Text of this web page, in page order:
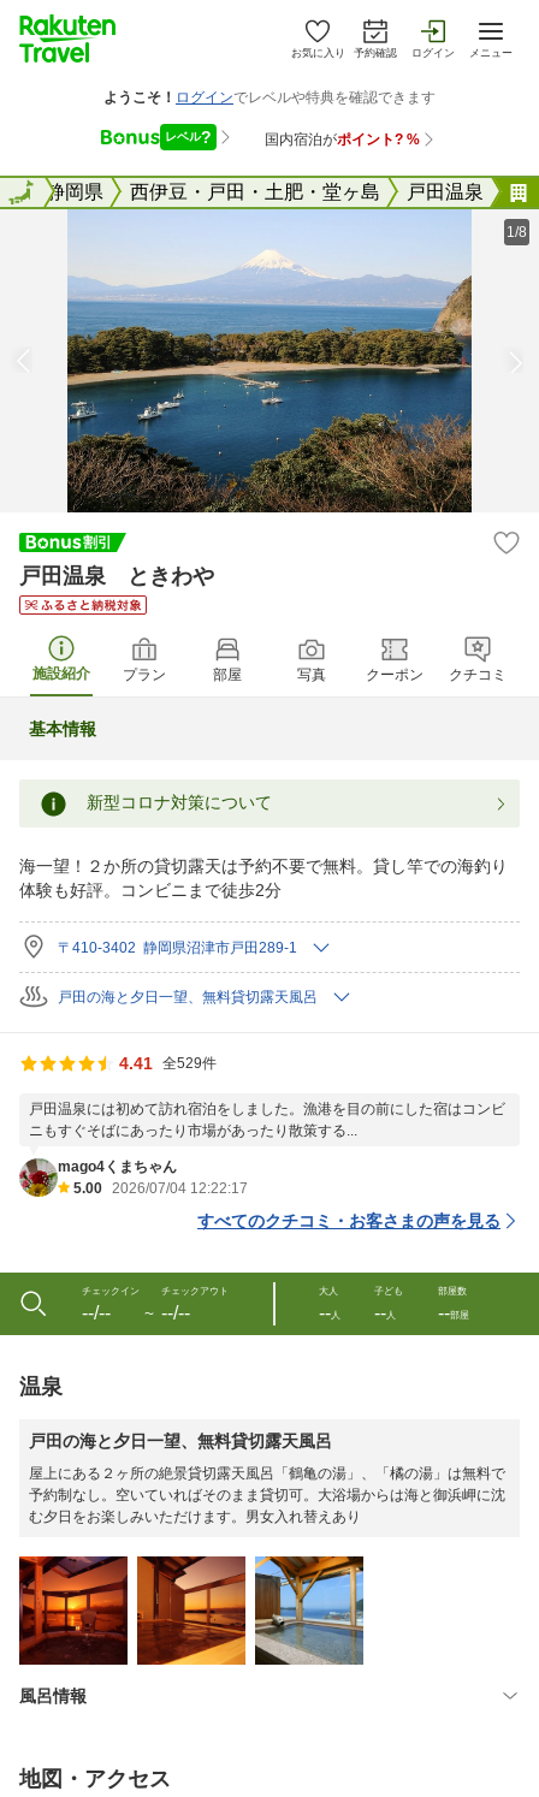
お気に入り 予約確認 ログイン メニュー
全国静岡県 西伊豆・戸田・土肥・堂ヶ島 戸田温泉
全国
1/8
戸田温泉 ときわや
施設紹介 プラン 部屋 写真 クーポン クチコミ
基本情報
新型コロナ対策について
海一望！２か所の貸切露天は予約不要で無料。貸し竿での海釣り
体験も好評。コンビニまで徒歩2分
〒410-3402 静岡県沼津市戸田289-1
戸田の海と夕日一望、無料貸切露天風呂
4.41 全529件
戸田温泉には初めて訪れ宿泊をしました。漁港を目の前にした宿はコンビ
ニもすぐそばにあったり市場があったり散策する...
mago4くまちゃん
5.00 2026/07/04 12:22:17
すべてのクチコミ・お客さまの声を見る
チェックイン
--/-- 〜
チェックアウト
--/--
大人
--人
子ども
--人
部屋数
--部屋
温泉
戸田の海と夕日一望、無料貸切露天風呂
屋上にある２ヶ所の絶景貸切露天風呂「鶴亀の湯」、「橘の湯」は無料で
予約制なし。空いていればそのまま貸切可。大浴場からは海と御浜岬に沈
む夕日をお楽しみいただけます。男女入れ替えあり
風呂情報
地図・アクセス